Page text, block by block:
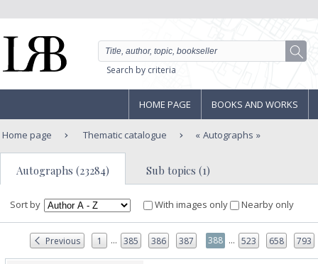
Search by criteria
HOME PAGE BOOKS AND WORKS
Home page Thematic catalogue Autographs
Autographs (23284) Sub topics (1)
Sort by With images only Nearby only
Previous 1 ... 385 386 387 388 ... 523 658 793